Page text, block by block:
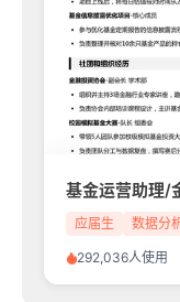
基金运营助理/
应届生 数据分
292,036人使用